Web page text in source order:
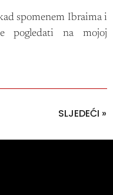
spomenem Ibraima i
pogledati na mojoj
SLJEDEĆI »